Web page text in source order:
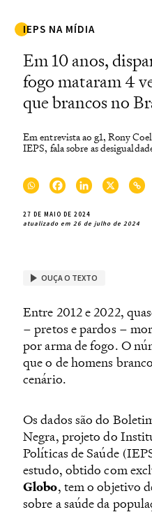
IEPS NA MÍDIA
Em 10 anos,
fogo mataram 4
que brancos no
Em entrevista ao g1, Rony
IEPS, fala sobre as
27 DE MAIO DE 2024
atualizado em 26 de julho de 2024
OUÇA O TEXTO
Entre 2012 e 2022,
– pretos e pardos –
por arma de fogo. O
que o de homens
cenário.
Os dados são do
Negra, projeto do
Políticas de Saúde
estudo, obtido com
Globo, tem o objetivo
sobre a saúde da